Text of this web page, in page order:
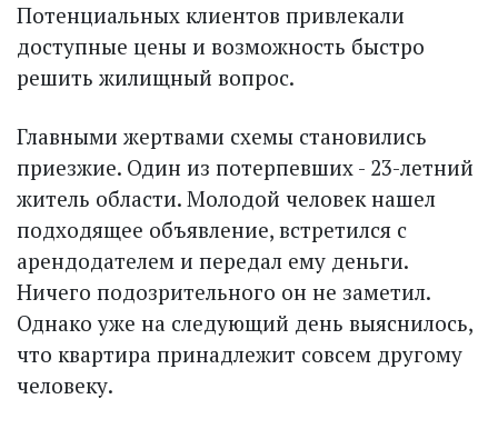
Потенциальных клиентов привлекали
доступные цены и возможность быстро
решить жилищный вопрос.
Главными жертвами схемы становились
приезжие. Один из потерпевших - 23-летний
житель области. Молодой человек нашел
подходящее объявление, встретился с
арендодателем и передал ему деньги.
Ничего подозрительного он не заметил.
Однако уже на следующий день выяснилось,
что квартира принадлежит совсем другому
человеку.